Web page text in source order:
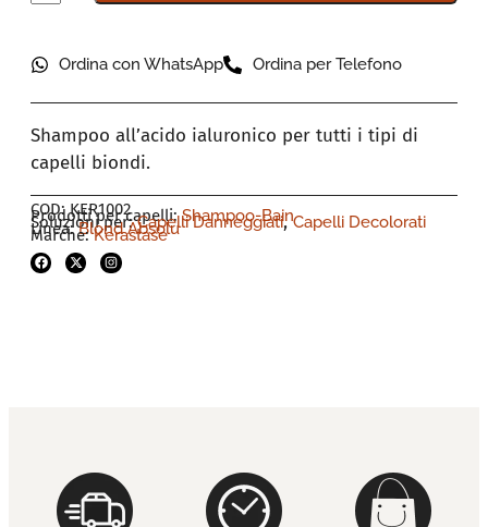
Ordina con WhatsApp Ordina per Telefono
Shampoo all’acido ialuronico per tutti i tipi di
capelli biondi.
COD: KER1002
Prodotti per capelli:Shampoo-Bain
Soluzioni per:Capelli Danneggiati, Capelli Decolorati
Linea:Blond Absolu
Marche:Kerastase